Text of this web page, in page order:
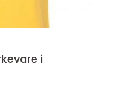
i